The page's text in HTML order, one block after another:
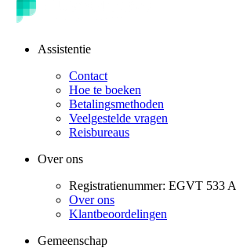
Assistentie
Contact
Hoe te boeken
Betalingsmethoden
Veelgestelde vragen
Reisbureaus
Over ons
Registratienummer: EGVT 533 A
Over ons
Klantbeoordelingen
Gemeenschap